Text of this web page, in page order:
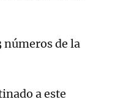
números de la
a este